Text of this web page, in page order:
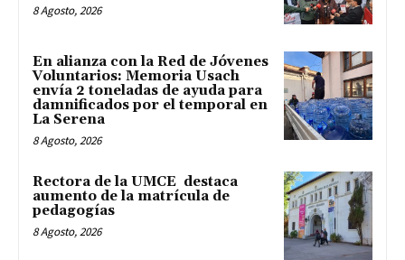
8 Agosto, 2026
En alianza con la Red de Jóvenes
Voluntarios: Memoria Usach
envía 2 toneladas de ayuda para
damnificados por el temporal en
La Serena
8 Agosto, 2026
Rectora de la UMCE destaca
aumento de la matrícula de
pedagogías
8 Agosto, 2026